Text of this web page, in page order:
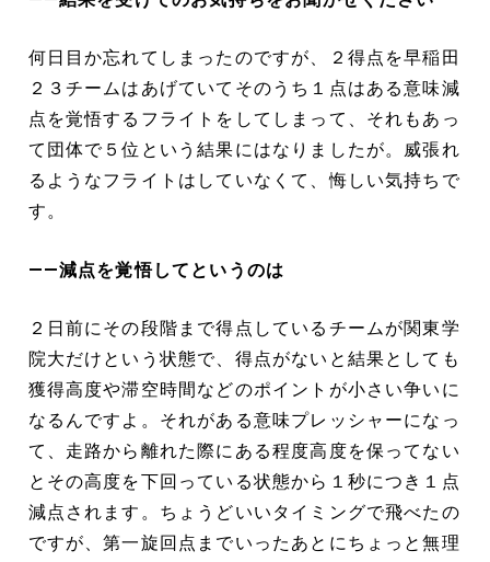
何日目か忘れてしまったのですが、２得点を早稲田
２３チームはあげていてそのうち１点はある意味減
点を覚悟するフライトをしてしまって、それもあっ
て団体で５位という結果にはなりましたが。威張れ
るようなフライトはしていなくて、悔しい気持ちで
す。
――減点を覚悟してというのは
２日前にその段階まで得点しているチームが関東学
院大だけという状態で、得点がないと結果としても
獲得高度や滞空時間などのポイントが小さい争いに
なるんですよ。それがある意味プレッシャーになっ
て、走路から離れた際にある程度高度を保ってない
とその高度を下回っている状態から１秒につき１点
減点されます。ちょうどいいタイミングで飛べたの
ですが、第一旋回点までいったあとにちょっと無理